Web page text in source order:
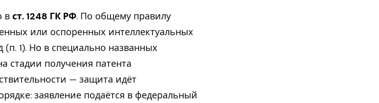
в ст. 1248 ГК РФ. По общему правилу
или оспоренных интеллектуальных
(п. 1). Но в специально названных
стадии получения патента
— защита идёт
заявление подаётся в федеральный